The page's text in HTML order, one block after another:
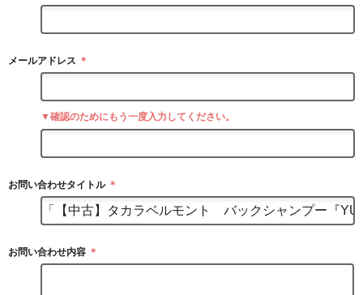
メールアドレス ＊
▼確認のためにもう一度入力してください。
お問い合わせタイトル ＊
お問い合わせ内容 ＊